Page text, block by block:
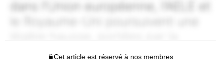
Cet article est réservé à nos membres